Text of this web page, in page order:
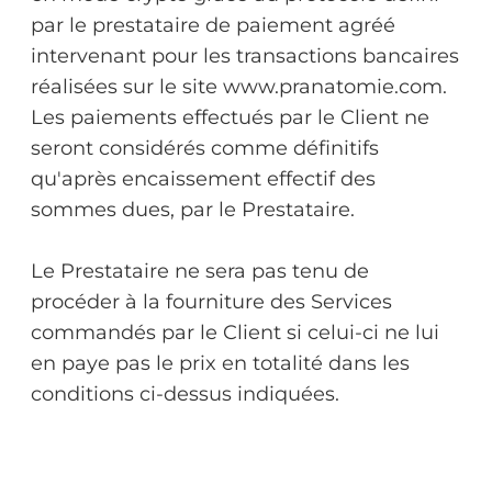
par le prestataire de paiement agréé
intervenant pour les transactions bancaires
réalisées sur le site www.pranatomie.com.
Les paiements effectués par le Client ne
seront considérés comme définitifs
qu'après encaissement effectif des
sommes dues, par le Prestataire.
Le Prestataire ne sera pas tenu de
procéder à la fourniture des Services
commandés par le Client si celui-ci ne lui
en paye pas le prix en totalité dans les
conditions ci-dessus indiquées.